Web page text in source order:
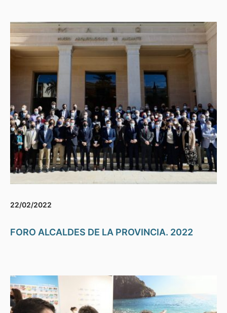
22/02/2022
FORO ALCALDES DE LA PROVINCIA. 2022